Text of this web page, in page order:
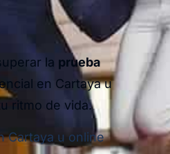
la prueba
en Cartaya u
ritmo de vida.
Cartaya u online